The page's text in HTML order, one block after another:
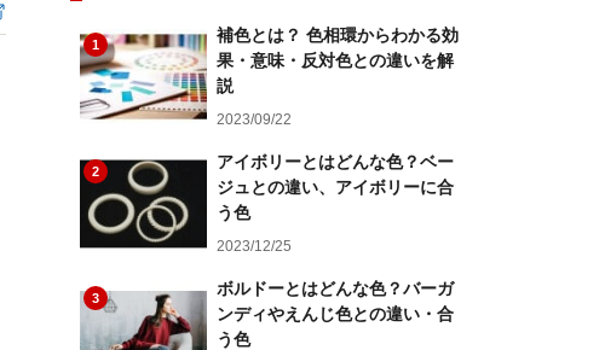
1
補色とは？ 色相環からわかる効
果・意味・反対色との違いを解
説
2023/09/22
2
アイボリーとはどんな色？ベー
ジュとの違い、アイボリーに合
う色
2023/12/25
3
ボルドーとはどんな色？バーガ
ンディやえんじ色との違い・合
う色